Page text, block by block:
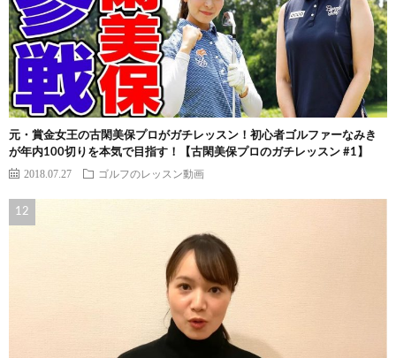
元・賞金女王の古閑美保プロがガチレッスン！初心者ゴルファーなみき
が年内100切りを本気で目指す！【古閑美保プロのガチレッスン #1】
2018.07.27 ゴルフのレッスン動画